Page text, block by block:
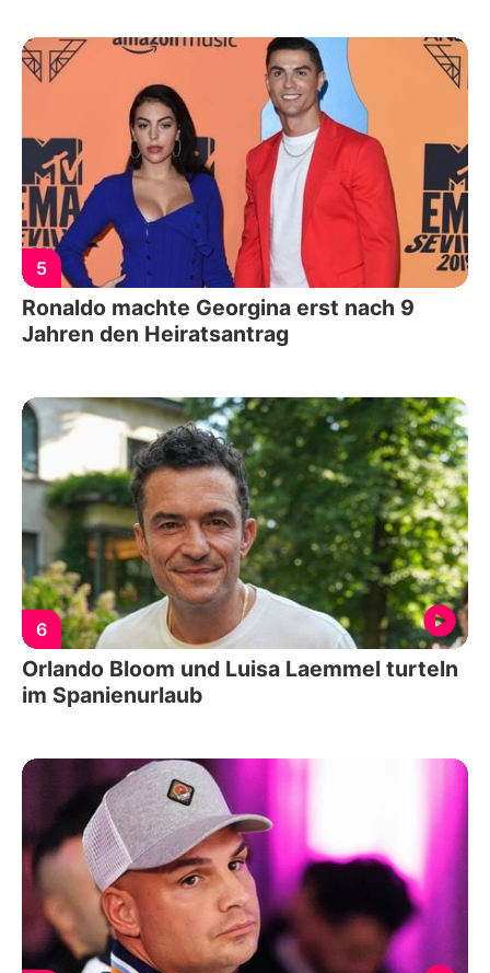
5
Ronaldo machte Georgina erst nach 9
Jahren den Heiratsantrag
6
Orlando Bloom und Luisa Laemmel turteln
im Spanienurlaub